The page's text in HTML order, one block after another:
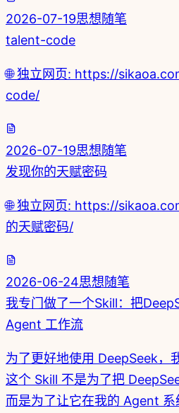
2026-07-19思想随笔
talent-code
🌐 独立网页: https://
code/
2026-07-19思想随笔
发现你的天赋密码
🌐 独立网页: https://
的天赋密码/
2026-06-24思想随笔
我专门做了一个Skill：把
Agent 工作流
为了更好地使用 DeepSeek，
这个 Skill 不是为了把
而是为了让它在我的 Agent